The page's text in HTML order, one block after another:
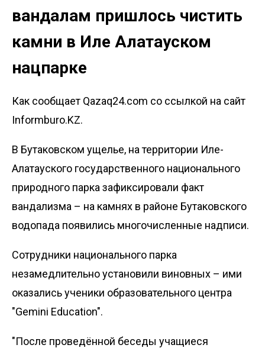
вандалам пришлось чистить
камни в Иле Алатауском
нацпарке
Как сообщает Qazaq24.com со ссылкой на сайт
Informburo.KZ.
В Бутаковском ущелье, на территории Иле-
Алатауского государственного национального
природного парка зафиксировали факт
вандализма – на камнях в районе Бутаковского
водопада появились многочисленные надписи.
Сотрудники национального парка
незамедлительно установили виновных – ими
оказались ученики образовательного центра
"Gemini Education".
"После проведённой беседы учащиеся